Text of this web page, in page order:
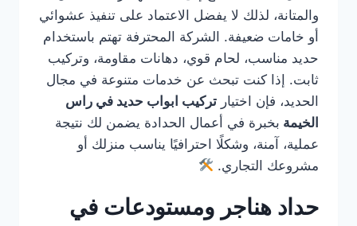
والمتانة، لذلك لا يفضل الاعتماد على تنفيذ عشوائي
أو خامات ضعيفة. الشركة المحترفة تهتم باستخدام
حديد مناسب، لحام قوي، دهانات مقاومة، وتركيب
ثابت. إذا كنت تبحث عن خدمات متنوعة في مجال
الحديد، فإن اختيار تركيب ابواب حديد في راس
الخيمة بخبرة في أعمال الحدادة يضمن لك نتيجة
عملية، آمنة، وشكلًا احترافيًا يناسب منزلك أو
مشروعك التجاري.
حداد هناجر ومستودعات في